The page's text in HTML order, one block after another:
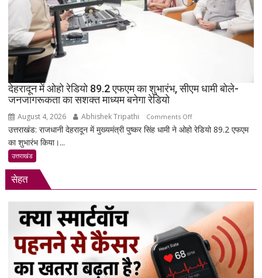
का
आदेश
नहीं
देहरादून में ओहो रेडियो 89.2 एफएम का शुभारंभ, सीएम धामी बोले-
जनजागरूकता का सशक्त माध्यम बनेगा रेडियो
August 4, 2026 Abhishek Tripathi Comments Offon
देहरादून
शुभारंभ,
सीएम
बोले-
जनजागरूकता
उत्तराखंड: राजधानी देहरादून में मुख्यमंत्री पुष्कर सिंह धामी ने ओहो रेडियो 89.2 एफएम
का शुभारंभ किया।...
उत्तराखंड
सेहत